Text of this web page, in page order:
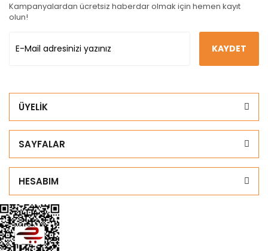
Kampanyalardan ücretsiz haberdar olmak için hemen kayıt
olun!
KAYDET
ÜYELİK
SAYFALAR
HESABIM